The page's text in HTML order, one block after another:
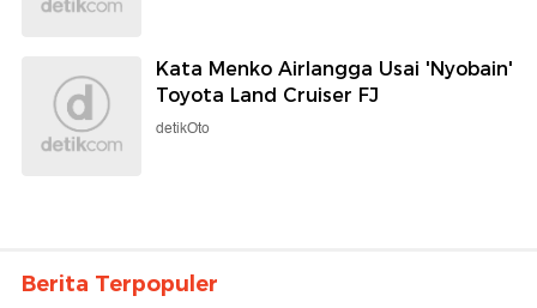
Kata Menko Airlangga Usai 'Nyobain'
Toyota Land Cruiser FJ
detikOto
Berita Terpopuler